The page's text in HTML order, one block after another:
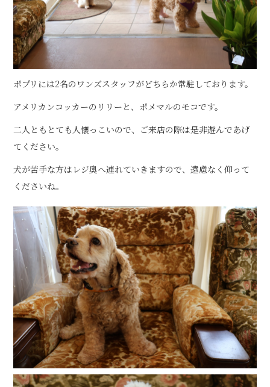
ポプリには2名のワンズスタッフがどちらか常駐しております。
アメリカンコッカーのリリーと、ポメマルのモコです。
二人ともとても人懐っこいので、ご来店の際は是非遊んであげ
てください。
犬が苦手な方はレジ奥へ連れていきますので、遠慮なく仰って
くださいね。